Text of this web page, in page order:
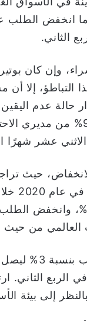
ليصل إلى 28 طنًا
من هذا التباطؤ،
عدم
أن 95% من مديري
عشر شهرًا
القيمة إلى
إلى بيئة